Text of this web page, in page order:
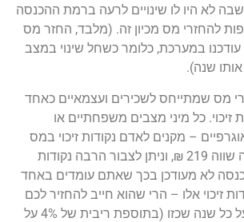
לא היו לו שינויים לרעה ברמת ההכנסה
להחזרי מס מכיון זה. (מלבד, החזר מס
עודכנו במערכת, כלומר כשחל שינוי במצב
שנה).
מס שמתייחס לשכירים ועצמאיים כאחד
זיכוי. כל מיני מצבים משפחתיים או
– מקנים לאדם נקודות זיכוי במס
הכנסה, כשכל נקודה שווה 219 ₪, וניתן לצבור הרבה נקודות
לא מעודכן בכך שאתם עומדים באחד
זיכוי אלו – הרי שהוא חייב להחזיר לכם
כמה אלפי שקלים על כל שנה שכזו (בתוספת ריבית של 4% על